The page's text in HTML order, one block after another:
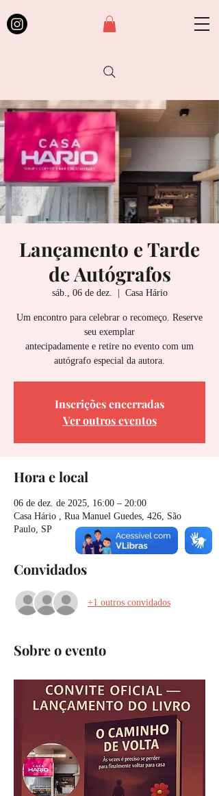
Lançamento e Tarde
de Autógrafos
sáb., 06 de dez. Casa Hário
Um encontro para celebrar o recomeço. Reserve
seu exemplar
antecipadamente e retire no evento com um
autógrafo especial da autora.
Inscrições encerradas
Ver outros eventos
Hora e local
06 de dez. de 2025, 16:00 – 20:00
Casa Hário , Rua Manuel Guedes, 426, São
Paulo, SP
Convidados
+1 outros convidados
Sobre o evento